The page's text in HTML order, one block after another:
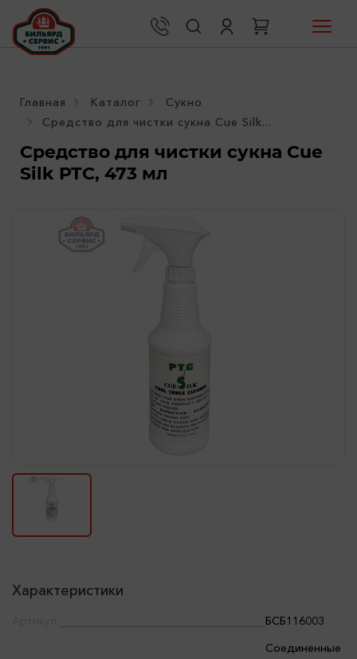
Главная Каталог
Сукно
Средство для чистки сукна Cue Silk...
Средство для чистки сукна Cue
Silk PTC, 473 мл
Характеристики
БСБ116003
Соединенные